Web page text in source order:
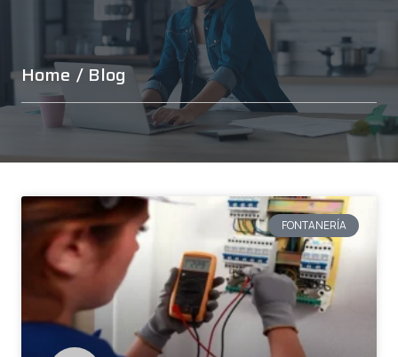
Home / Blog
FONTANERÍA